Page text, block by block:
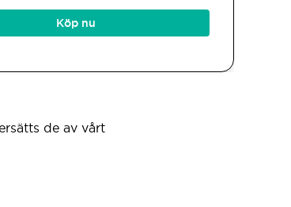
Köp nu
de av vårt